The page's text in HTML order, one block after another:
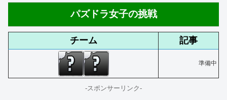
パズドラ女子の挑戦
チーム 記事
準備中
-スポンサーリンク-